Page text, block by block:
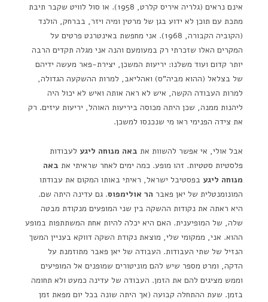
אינם נראים (גלריה איריס קלרט, 1958). או סול לוויט שקבר תיבת
מתכת עם תוכן לא ידוע בגן של מרטין ומיה ויזר, בברחק, הולנד
(הקוביה הקבורה, 1968). אני מחפשת באינטרנט פרטים על
המקרים האלו שזכרתי רק במעומעם והנה אני מגלה תקדים הרבה
יותר קדום ועוד משלנו: יריעות המשכן, יצירת-פאר מעשה ידיהם
של בצלאל (ההוא מביה"ס) ואהליאב, למרות ההשקעה הגדולה,
למרות העבודה הקשה, איש לא ראה אותה ואיש לא יכול היה
ליהנות ממנה, שכן היתה מכוסה ביריעות האוהל, יריעות עיזים. רק
את צידה הפנימי ראו מי שנכנסו למשכן.
אבל אולי, אי אפשר להשוות את באה מנוחה ליגע לעבודות
פלסטיות סטטיות. זהו מופע. כמה ימים לאחר שראיתי את באה
מנוחה ליגע בפסטיבל ישראל, ראיתי באותו המקום את עבודתו
המונומנטלית של יאן פאבר הר אולימפוס. גם עדינה היתה שם.
היא ראתה את נקודות ההשקה בין שני המופעים מנקודת מבטה
שלה, של המופיענית. האם היא יכלה להיות אחת המשתתפות במופע
ההוא. אני, ממקומי שלי, מוצאת נקודת השקה דווקא בעניין המשך
הנזיל של שתי העבודות. העבודה של יאן פאבר מתוזמנת על
הדקה, ומרט מספר שיש להם מוניטורים שמופנים אל המופיעים
וממש מציגים להם את הזמן. העבודה של עדינה כמעט ולא תחומה
בזמן. שעת ההתחלה קבועה (אך היתה שונה בכל יום מפאת זמן